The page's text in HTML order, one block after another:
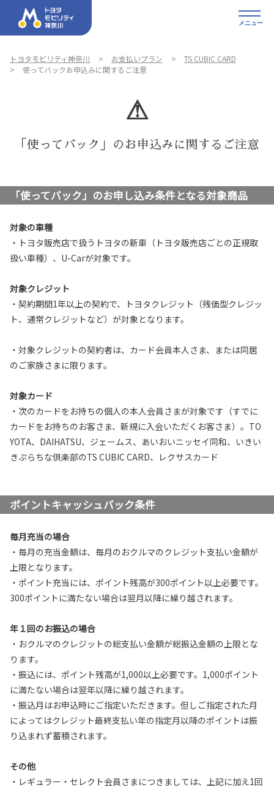
メニュー
トヨタモビリティ神奈川 お支払いプラン
TS CUBIC CARD
使ってバックお申込みに関するご注意
⚠
「使ってバック」のお申込みに関するご注意
「使ってバック」のお申し込み条件となる対象商品
対象の車種
・トヨタ販売店で扱うトヨタの新車（トヨタ販売店ごとの正規取
扱い車種）、U-Carが対象です。
対象クレジット
・契約期間1年以上の契約で、トヨタクレジット（残価型クレジッ
ト、通常クレジットなど）が対象となります。
・対象クレジットの契約者は、カード会員本人さま、または同居
のご家族さまに限ります。
対象カード
・次のカードをお持ちの個人の本人会員さまが対象です（すでに
カードをお持ちのお客さま、新規に入会いただくお客さま）。TO
YOTA、DAIHATSU、ジェームス、あいおいニッセイ同和、いきい
きぷらちな倶楽部のTS CUBIC CARD、レクサスカード
ポイントキャッシュバック条件
毎月充当の場合
・毎月の充当金額は、毎月のおクルマのクレジット支払い金額が
上限となります。
・ポイント充当には、ポイント残高が300ポイント以上必要です。
300ポイントに満たない場合は翌月以降に繰り越されます。
年１回のお振込の場合
・おクルマのクレジットの総支払い金額が総振込金額の上限とな
ります。
・振込には、ポイント残高が1,000以上必要です。1,000ポイント
に満たない場合は翌年以降に繰り越されます。
・振込月はお申込時にご指定いただきます。但しご指定された月
によってはクレジット最終支払い年の指定月以降のポイントは振
り込まれず蓄積されます。
その他
・レギュラー・セレクト会員さまにつきましては、上記に加え1回